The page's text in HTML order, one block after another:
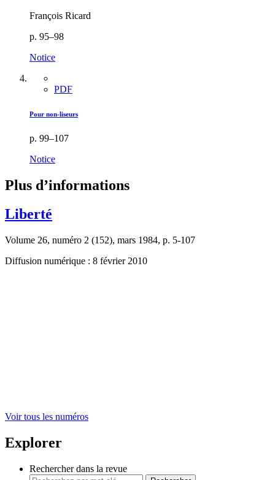
François Ricard
p. 95–98
Notice
PDF
Pour non-liseurs
p. 99–107
Notice
Plus d’informations
Liberté
Volume 26, numéro 2 (152), mars 1984, p. 5-107
Diffusion numérique : 8 février 2010
Voir tous les numéros
Explorer
Rechercher dans la revue